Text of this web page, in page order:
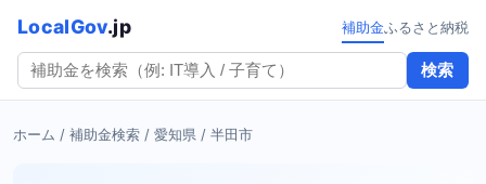
LocalGov.jp
検索
補助金ふるさと納税
ホーム / 補助金検索 / 愛知県 / 半田市